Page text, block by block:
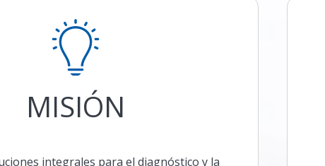
MISIÓN
integrales para el diagnóstico y la